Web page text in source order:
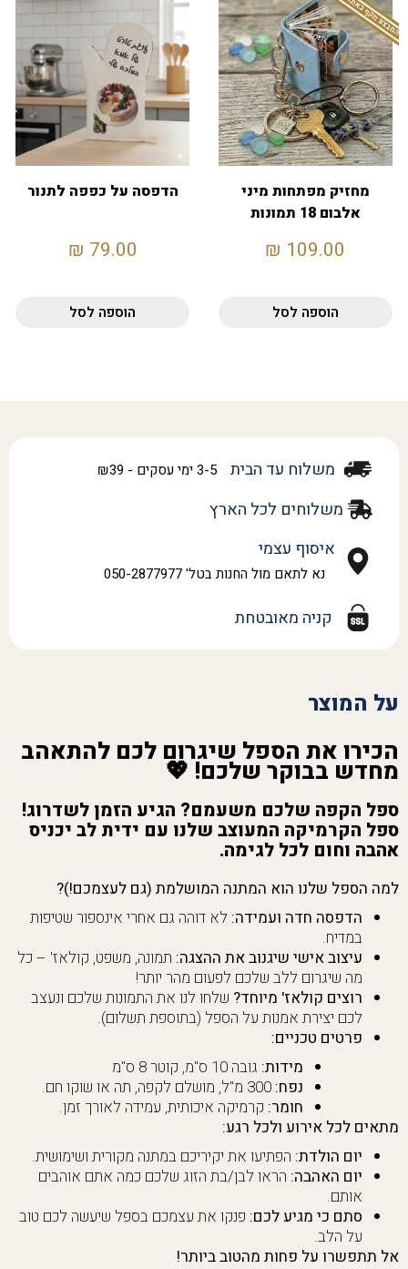
מחזיק מפתחות מיני
אלבום 18 תמונות
109.00
₪
הוספה לסל
הדפסה על כפפה לתנור
79.00
₪
הוספה לסל
משלוח עד הבית 3-5 ימי עסקים - ₪39
משלוחים לכל הארץ
איסוף עצמי
נא לתאם מול החנות בטל' 050-2877977
קניה מאובטחת
על המוצר
הכירו את הספל שיגרום לכם להתאהב
מחדש בבוקר שלכם! 💖
ספל הקפה שלכם משעמם? הגיע הזמן לשדרוג!
ספל הקרמיקה המעוצב שלנו עם ידית לב יכניס
אהבה וחום לכל לגימה.
למה הספל שלנו הוא המתנה המושלמת (גם לעצמכם!)?
הדפסה חדה ועמידה: לא דוהה גם אחרי אינספור שטיפות
במדיח.
עיצוב אישי שיגנוב את ההצגה: תמונה, משפט, קולאז' – כל
מה שיגרום ללב שלכם לפעום מהר יותר!
רוצים קולאז' מיוחד? שלחו לנו את התמונות שלכם ונעצב
לכם יצירת אמנות על הספל (בתוספת תשלום).
פרטים טכניים:
מידות: גובה 10 ס"מ, קוטר 8 ס"מ
נפח: 300 מ"ל, מושלם לקפה, תה או שוקו חם.
חומר: קרמיקה איכותית, עמידה לאורך זמן.
מתאים לכל אירוע ולכל רגע:
יום הולדת: הפתיעו את יקיריכם במתנה מקורית ושימושית.
יום האהבה: הראו לבן/בת הזוג שלכם כמה אתם אוהבים
אותם.
סתם כי מגיע לכם: פנקו את עצמכם בספל שיעשה לכם טוב
על הלב.
אל תתפשרו על פחות מהטוב ביותר!